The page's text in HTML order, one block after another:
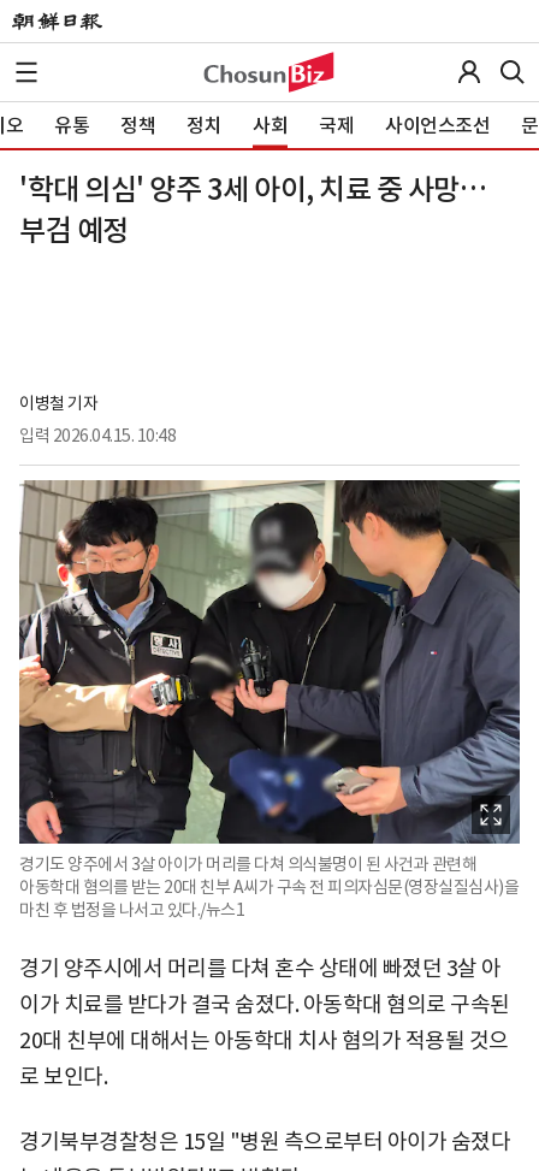
오 유통 정책 정치 사회 국제 사이언스조선
'학대 의심' 양주 3세 아이, 치료 중 사망…
부검 예정
이병철 기자
입력 2026.04.15. 10:48
경기도 양주에서 3살 아이가 머리를 다쳐 의식불명이 된 사건과 관련해
아동학대 혐의를 받는 20대 친부 A씨가 구속 전 피의자심문(영장실질심사)을
마친 후 법정을 나서고 있다./뉴스1
경기 양주시에서 머리를 다쳐 혼수 상태에 빠졌던 3살 아
이가 치료를 받다가 결국 숨졌다. 아동학대 혐의로 구속된
20대 친부에 대해서는 아동학대 치사 혐의가 적용될 것으
로 보인다.
경기북부경찰청은 15일 "병원 측으로부터 아이가 숨졌다